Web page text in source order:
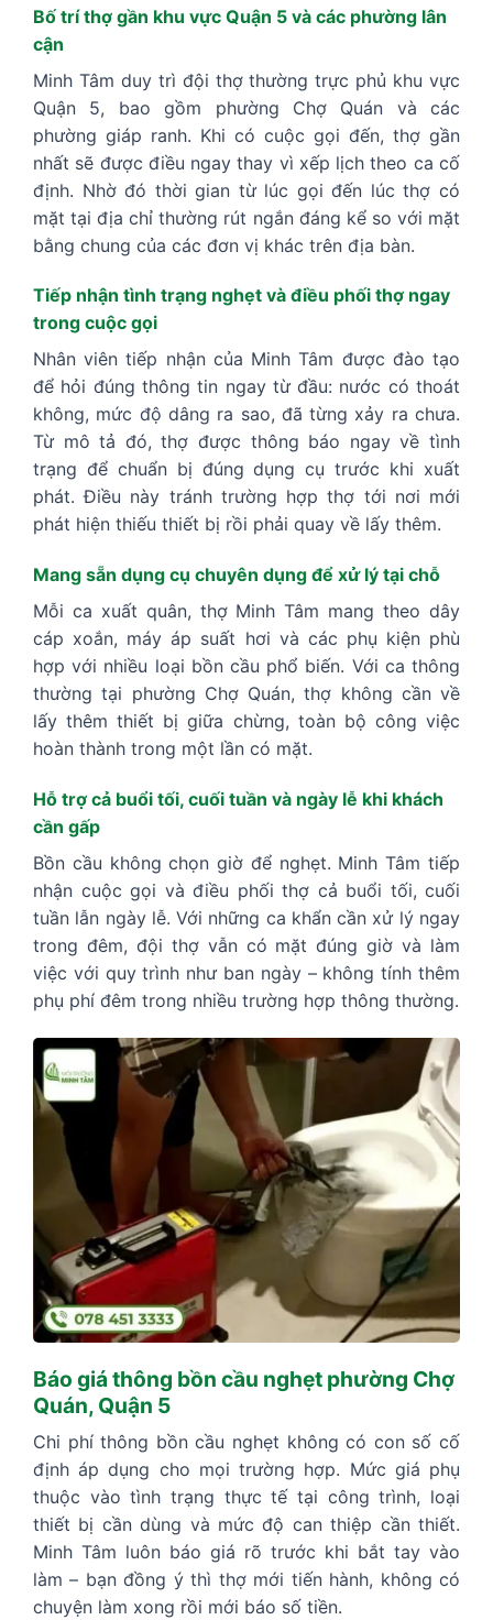
Bố trí thợ gần khu vực Quận 5 và các phường lân
cận
Minh Tâm duy trì đội thợ thường trực phủ khu vực
Quận 5, bao gồm phường Chợ Quán và các
phường giáp ranh. Khi có cuộc gọi đến, thợ gần
nhất sẽ được điều ngay thay vì xếp lịch theo ca cố
định. Nhờ đó thời gian từ lúc gọi đến lúc thợ có
mặt tại địa chỉ thường rút ngắn đáng kể so với mặt
bằng chung của các đơn vị khác trên địa bàn.
Tiếp nhận tình trạng nghẹt và điều phối thợ ngay
trong cuộc gọi
Nhân viên tiếp nhận của Minh Tâm được đào tạo
để hỏi đúng thông tin ngay từ đầu: nước có thoát
không, mức độ dâng ra sao, đã từng xảy ra chưa.
Từ mô tả đó, thợ được thông báo ngay về tình
trạng để chuẩn bị đúng dụng cụ trước khi xuất
phát. Điều này tránh trường hợp thợ tới nơi mới
phát hiện thiếu thiết bị rồi phải quay về lấy thêm.
Mang sẵn dụng cụ chuyên dụng để xử lý tại chỗ
Mỗi ca xuất quân, thợ Minh Tâm mang theo dây
cáp xoắn, máy áp suất hơi và các phụ kiện phù
hợp với nhiều loại bồn cầu phổ biến. Với ca thông
thường tại phường Chợ Quán, thợ không cần về
lấy thêm thiết bị giữa chừng, toàn bộ công việc
hoàn thành trong một lần có mặt.
Hỗ trợ cả buổi tối, cuối tuần và ngày lễ khi khách
cần gấp
Bồn cầu không chọn giờ để nghẹt. Minh Tâm tiếp
nhận cuộc gọi và điều phối thợ cả buổi tối, cuối
tuần lẫn ngày lễ. Với những ca khẩn cần xử lý ngay
trong đêm, đội thợ vẫn có mặt đúng giờ và làm
việc với quy trình như ban ngày – không tính thêm
phụ phí đêm trong nhiều trường hợp thông thường.
Báo giá thông bồn cầu nghẹt phường Chợ
Quán, Quận 5
Chi phí thông bồn cầu nghẹt không có con số cố
định áp dụng cho mọi trường hợp. Mức giá phụ
thuộc vào tình trạng thực tế tại công trình, loại
thiết bị cần dùng và mức độ can thiệp cần thiết.
Minh Tâm luôn báo giá rõ trước khi bắt tay vào
làm – bạn đồng ý thì thợ mới tiến hành, không có
chuyện làm xong rồi mới báo số tiền.